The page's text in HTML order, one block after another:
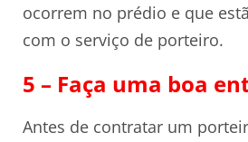
ocorrem no prédio e que
com o serviço de porteiro.
5 – Faça uma boa
Antes de contratar um